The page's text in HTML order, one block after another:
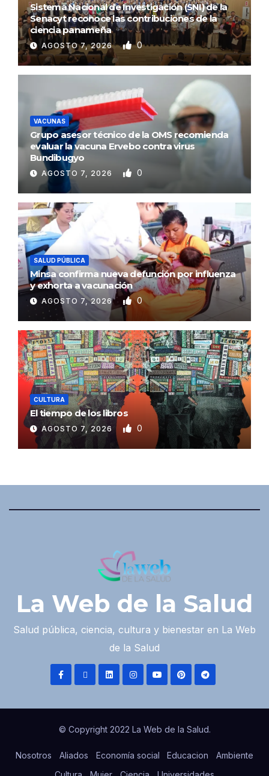
Sistema Nacional de Investigación (SNI) de la
Senacyt reconoce las contribuciones de la
ciencia panameña
AGOSTO 7, 2026 0
VACUNAS
Grupo asesor técnico de la OMS recomienda
evaluar la vacuna Ervebo contra virus
Bundibugyo
AGOSTO 7, 2026 0
SALUD PÚBLICA
Minsa confirma nueva defunción por influenza
y exhorta a vacunación
AGOSTO 7, 2026 0
CULTURA
El tiempo de los libros
AGOSTO 7, 2026 0
La Web de la Salud
Salud pública, ciencia, cultura y bienestar en La Web
de la Salud
© Copyright 2022 La Web de la Salud.
Nosotros Aliados Economía social Educacion
Ambiente